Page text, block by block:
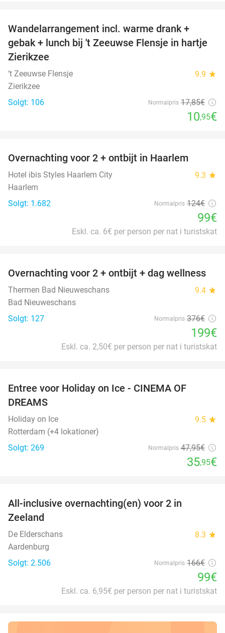
Wandelarrangement incl. warme drank +
gebak + lunch bij 't Zeeuwse Flensje in hartje
Zierikzee
‘t Zeeuwse Flensje 9.9 star
Zierikzee
Solgt: 106
Normalpris 17,85€
10,95€
Overnachting voor 2 + ontbijt in Haarlem
Hotel ibis Styles Haarlem City 9.3 star
Haarlem
Solgt: 1.682
Normalpris 124€
99€
Eskl. ca. 6€ per person per nat i turistskat
47%
Overnachting voor 2 + ontbijt + dag wellness
Thermen Bad Nieuweschans 9.4 star
Bad Nieuweschans
Solgt: 127
Normalpris 376€
199€
Eskl. ca. 2,50€ per person per nat i turistskat
Entree voor Holiday on Ice - CINEMA OF
DREAMS
Holiday on Ice 9.5 star
Rotterdam (+4 lokationer)
Solgt: 269
Normalpris 47,95€
35,95€
All-inclusive overnachting(en) voor 2 in
Zeeland
De Elderschans 8.3 star
Aardenburg
Solgt: 2.506
Normalpris 166€
99€
Eskl. ca. 6,95€ per person per nat i turistskat